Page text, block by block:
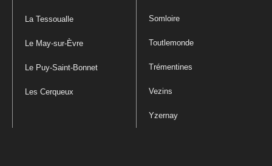
La Tessoualle
Le May-sur-Èvre
Le Puy-Saint-Bonnet
Les Cerqueux
Somloire
Toutlemonde
Trémentines
Vezins
Yzernay